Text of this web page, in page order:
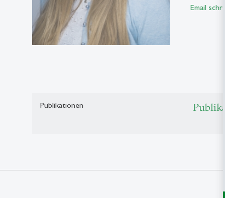
Email
Publikationen